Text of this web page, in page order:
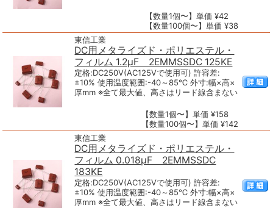
【数量1個〜】単価 ¥42
【数量100個〜】単価 ¥38
東信工業
DC用メタライズド・ポリエステル・
フィルム 1.2μF 2EMMSSDC 125KE
定格:DC250V(AC125Vで使用可) 許容差:
±10% 使用温度範囲:-40～85℃ 外寸:幅×高×
厚mm ※全て最大値、高さはリード線含まない
【数量1個〜】単価 ¥158
【数量100個〜】単価 ¥142
東信工業
DC用メタライズド・ポリエステル・
フィルム 0.018μF 2EMMSSDC
183KE
定格:DC250V(AC125Vで使用可) 許容差:
±10% 使用温度範囲:-40～85℃ 外寸:幅×高×
厚mm ※全て最大値、高さはリード線含まない